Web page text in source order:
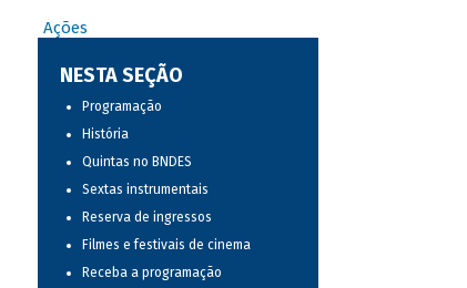
Ações
NESTA SEÇÃO
Programação
História
Quintas no BNDES
Sextas instrumentais
Reserva de ingressos
Filmes e festivais de cinema
Receba a programação